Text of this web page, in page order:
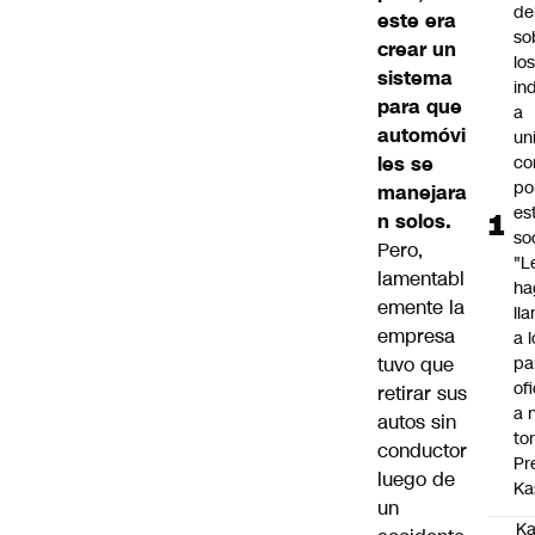
este era
crear un
sistema
para que
automóvi
les se
manejara
n solos.
Pero,
lamentabl
emente la
empresa
tuvo que
retirar sus
autos sin
conductor
luego de
un
los
a
a
a